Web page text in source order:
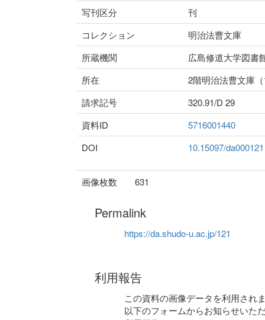
写刊区分
刊
コレクション
明治法曹文庫
所蔵機関
広島修道大学図書
所在
2階明治法曹文庫
請求記号
320.91/D 29
資料ID
5716001440
DOI
10.15097/da000121
画像枚数 631
Permalink
https://da.shudo-u.ac.jp/121
利用報告
この資料の画像データを利用され
以下のフォームからお知らせいた